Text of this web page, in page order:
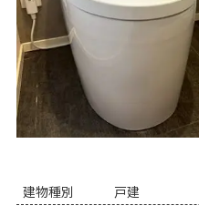
建物種別 戸建